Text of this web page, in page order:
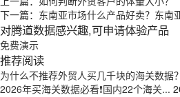
下一篇： 东南亚市场什么产品好卖？东南
对腾道数据感兴趣,可申请体验产品
免费演示
推荐阅读
为什么不推荐外贸人买几千块的海关数据？
2026年买海关数据必看❗国内22个海关...